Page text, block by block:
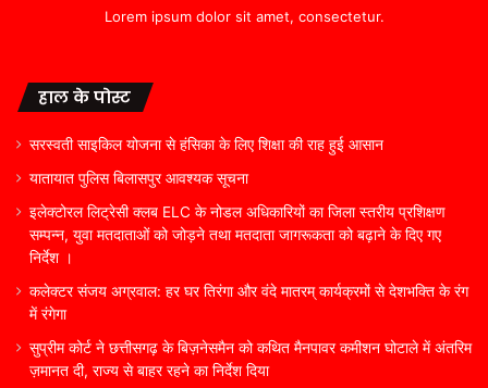
Lorem ipsum dolor sit amet, consectetur.
हाल के पोस्ट
सरस्वती साइकिल योजना से हंसिका के लिए शिक्षा की राह हुई आसान
यातायात पुलिस बिलासपुर आवश्यक सूचना
इलेक्टोरल लिट्रेसी क्लब ELC के नोडल अधिकारियों का जिला स्तरीय प्रशिक्षण
सम्पन्न, युवा मतदाताओं को जोड़ने तथा मतदाता जागरूकता को बढ़ाने के दिए गए
निर्देश ।
कलेक्टर संजय अग्रवाल: हर घर तिरंगा और वंदे मातरम् कार्यक्रमों से देशभक्ति के रंग
में रंगेगा
सुप्रीम कोर्ट ने छत्तीसगढ़ के बिज़नेसमैन को कथित मैनपावर कमीशन घोटाले में अंतरिम
ज़मानत दी, राज्य से बाहर रहने का निर्देश दिया